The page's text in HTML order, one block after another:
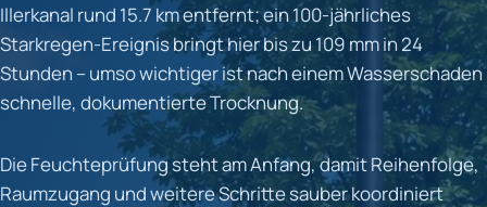
Illerkanal rund 15.7 km entfernt; ein 100-jährliches
Starkregen-Ereignis bringt hier bis zu 109 mm in 24
Stunden – umso wichtiger ist nach einem Wasserschaden
schnelle, dokumentierte Trocknung.
Die Feuchteprüfung steht am Anfang, damit Reihenfolge,
Raumzugang und weitere Schritte sauber koordiniert